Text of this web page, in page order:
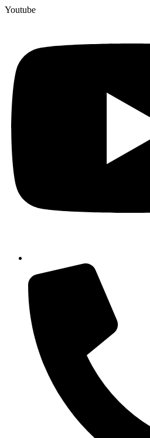
Youtube